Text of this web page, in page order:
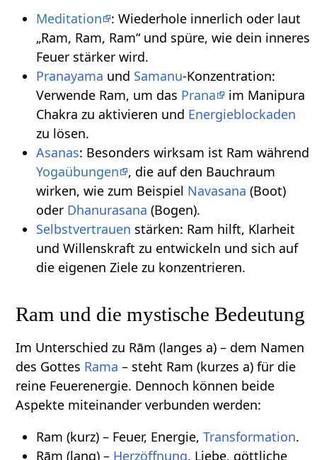
Meditation
: Wiederhole innerlich oder laut
„Ram, Ram, Ram“ und spüre, wie dein inneres
Feuer stärker wird.
Pranayama und Samanu-Konzentration:
Verwende Ram, um das Prana
im Manipura
Chakra zu aktivieren und Energieblockaden
zu lösen.
Asanas: Besonders wirksam ist Ram während
Yogaübungen
, die auf den Bauchraum
wirken, wie zum Beispiel Navasana (Boot)
oder Dhanurasana (Bogen).
Selbstvertrauen stärken: Ram hilft, Klarheit
und Willenskraft zu entwickeln und sich auf
die eigenen Ziele zu konzentrieren.
Ram und die mystische Bedeutung
Im Unterschied zu Rām (langes a) – dem Namen
des Gottes Rama – steht Ram (kurzes a) für die
reine Feuerenergie. Dennoch können beide
Aspekte miteinander verbunden werden:
Ram (kurz) – Feuer, Energie, Transformation.
Rām (lang) – Herzöffnung, Liebe, göttliche